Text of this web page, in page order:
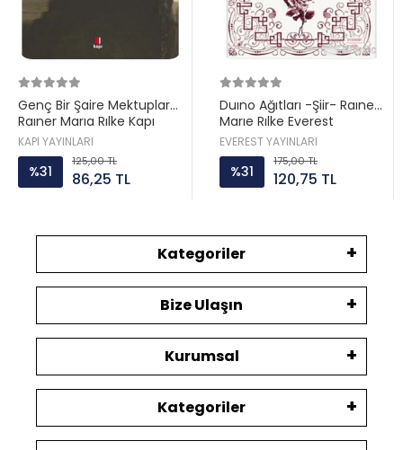
Genç Bir Şaire Mektuplar
Raıner Marıa Rılke Kapı
yayın
KAPI YAYINLARI
%31
125,00 TL
86,25 TL
Duıno Ağıtları -Şiir- Raıner
Marıe Rılke Everest
EVEREST YAYINLARI
%31
175,00 TL
120,75 TL
Kategoriler
Bize Ulaşın
Kurumsal
Kategoriler